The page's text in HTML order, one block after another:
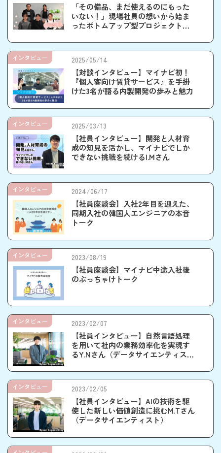
「その備品、まだ使えるのにもった
いない！」現場社員の想いから始ま
ったボトムアップ型プロジェクト！
誕生秘話
2025/05/14
【対談インタビュー】マイナビ初！
『個人客向け賃貸サービス』を手掛
けた3名が語る内製開発の歩みと魅力
インタビュー
2025/03/13
【社員インタビュー】開発と人材育
成の知見を活かし、マイナビでしか
できない挑戦を続けるI.Mさん
インタビュー
2024/06/17
【社員座談会】入社2年目を迎えた、
同期入社の韓国人エンジニアの本音
トーク
インタビュー
2023/08/19
【社員座談会】マイナビ中途入社後
のぶっちゃけトーク
インタビュー
2023/02/07
【社員インタビュー】自然言語処理
を用いて社内の業務効率化を実現す
るY.Nさん（データサイエンティス
インタビュー
2023/02/05
【社員インタビュー】AIの技術を駆
使した新しい価値創造に挑むM.Tさん
（データサイエンティスト）
インタビュー